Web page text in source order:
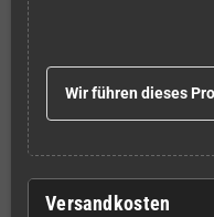
Wir führen dieses
Versandkosten